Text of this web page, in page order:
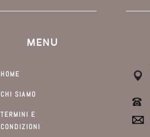
MENU
HOME
CHI SIAMO
TERMINI E
CONDIZIONI